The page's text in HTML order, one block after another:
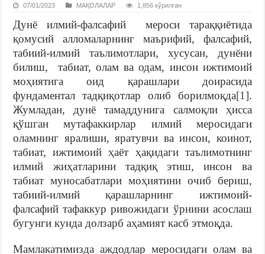
07/01/2023 МАҚОЛАЛАР 1,856 кўрилган
Дунё илмий-фалсафий мeроси тараққиётида
қомусий алломаларнинг маърифий, фалсафий,
табиий-илмий таълимотлари, хусусан, дунёни
билиш, табиат, олам ва одам, инсон ижтимоий
моҳиятига оид қарашлари доирасида
фундаментал тадқиқотлар олиб борилмоқда[1].
Жумладан, дунё тамаддунига салмоқли ҳисса
қўшган мутафаккирлар илмий меросидаги
оламнинг яралиши, яратувчи ва инсон, коинот,
табиат, ижтимоий ҳаёт ҳақидаги таълимотнинг
илмий жиҳатларини тадқиқ этиш, инсон ва
табиат муносабатлари моҳиятини очиб бериш,
табиий-илмий қарашларнинг ижтимоий-
фалсафий тафаккур ривожидаги ўрнини асослаш
бугунги кунда долзарб аҳамият касб этмоқда.
Мамлакатимизда аждодлар меросидаги олам ва